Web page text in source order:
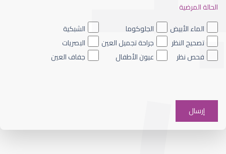
ضعف نظر العين اليسرى
الحالة المرضية
الماء الأبيض
الجلوكوما
الشبكية
تصحيح النظر
جراحة تجميل العين
البصريات
فحص نظر
عيون الأطفال جفاف العين